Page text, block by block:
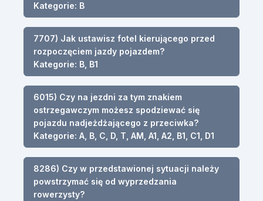
Kategorie: B
7707) Jak ustawisz fotel kierującego przed
rozpoczęciem jazdy pojazdem?
Kategorie: B, B1
6015) Czy na jezdni za tym znakiem
ostrzegawczym możesz spodziewać się
pojazdu nadjeżdżającego z przeciwka?
Kategorie: A, B, C, D, T, AM, A1, A2, B1, C1, D1
8286) Czy w przedstawionej sytuacji należy
powstrzymać się od wyprzedzania
rowerzysty?